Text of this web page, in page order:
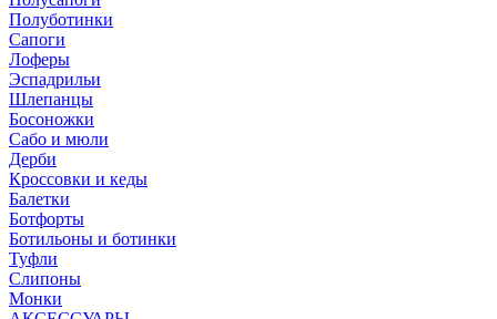
Полуботинки
Сапоги
Лоферы
Эспадрильи
Шлепанцы
Босоножки
Сабо и мюли
Дерби
Кроссовки и кеды
Балетки
Ботфорты
Ботильоны и ботинки
Туфли
Слипоны
Монки